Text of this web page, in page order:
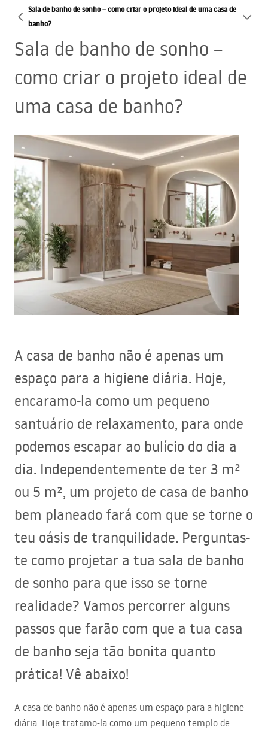
Sala de banho de sonho – como criar o projeto ideal de uma casa de
banho?
Sala de banho de sonho –
como criar o projeto ideal de
uma casa de banho?
A casa de banho não é apenas um
espaço para a higiene diária. Hoje,
encaramo-la como um pequeno
santuário de relaxamento, para onde
podemos escapar ao bulício do dia a
dia. Independentemente de ter 3 m²
ou 5 m², um projeto de casa de banho
bem planeado fará com que se torne o
teu oásis de tranquilidade. Perguntas-
te como projetar a tua sala de banho
de sonho para que isso se torne
realidade? Vamos percorrer alguns
passos que farão com que a tua casa
de banho seja tão bonita quanto
prática! Vê abaixo!
A casa de banho não é apenas um espaço para a higiene
diária. Hoje tratamo-la como um pequeno templo de